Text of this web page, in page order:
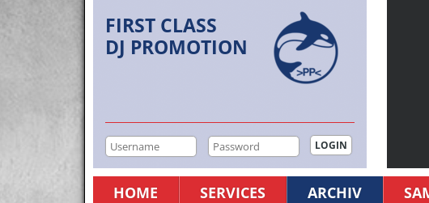
FIRST CLASS
DJ PROMOTION
HOME SERVICES ARCHIV